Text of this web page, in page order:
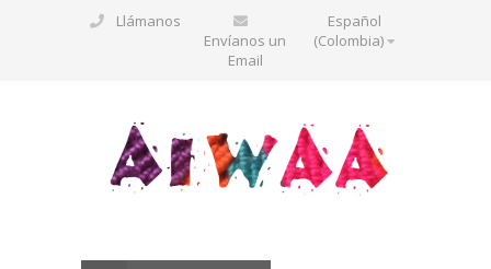
Llámanos
Envíanos un
Email
Español
(Colombia)